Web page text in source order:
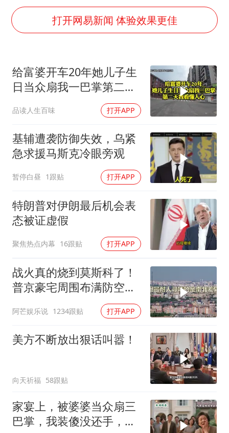
OpenAI为免费用户升级GPT-5.6 Luna
“中国蔬菜之乡”最高温达41.8℃
如何把百年大党建设得更加坚强有力？
打开网易新闻 体验效果更佳
给富婆开车20年她儿子生
日当众扇我一巴掌第二天
品读人生百味 打开APP
基辅遭袭防御失效，乌紧
急求援马斯克冷眼旁观
暂停白昼 1跟贴 打开APP
特朗普对伊朗最后机会表
态被证虚假
聚焦热点内幕 16跟贴 打开APP
战火真的烧到莫斯科了！
普京豪宅周围布满防空
塔，大战一触即发2
阿芒娱乐说 1234跟贴 打开APP
美方不断放出狠话叫嚣！
向天祈福 58跟贴
家宴上，被婆婆当众扇三
巴掌，我装傻没还手，悄